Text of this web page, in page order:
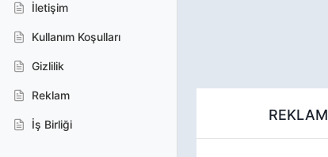
İletişim
Kullanım Koşulları
Gizlilik
Reklam
İş Birliği
REKLAM